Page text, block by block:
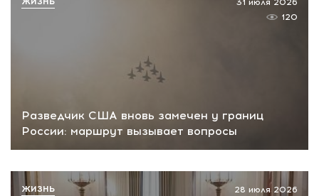
Разведчик США вновь замечен у границ
России: маршрут вызывает вопросы
120
28 июля 2026
ЖИЗНЬ